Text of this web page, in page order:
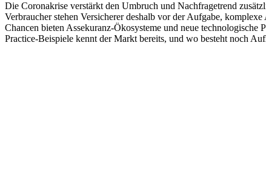
Die Coronakrise verstärkt den Umbruch und Nachfragetrend
Verbraucher stehen Versicherer deshalb vor der Aufgabe,
Chancen bieten Assekuranz-Ökosysteme und neue
Practice-Beispiele kennt der Markt bereits, und wo besteht noch